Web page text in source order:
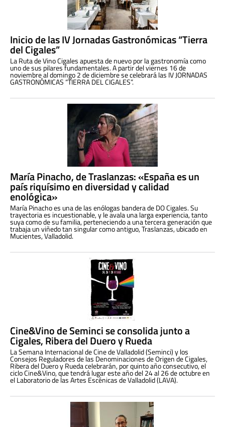
Inicio de las IV Jornadas Gastronómicas “Tierra
del Cigales”
La Ruta de Vino Cigales apuesta de nuevo por la gastronomía como
uno de sus pilares fundamentales. A partir del viernes 16 de
noviembre al domingo 2 de diciembre se celebrará las IV JORNADAS
GASTRONÓMICAS “TIERRA DEL CIGALES”.
María Pinacho, de Traslanzas: «España es un
país riquísimo en diversidad y calidad
enológica»
María Pinacho es una de las enólogas bandera de DO Cigales. Su
trayectoria es incuestionable, y le avala una larga experiencia, tanto
suya como de su familia, perteneciendo a una tercera generación que
trabaja un viñedo tan singular como antiguo, Traslanzas, ubicado en
Mucientes, Valladolid.
Cine&Vino de Seminci se consolida junto a
Cigales, Ribera del Duero y Rueda
La Semana Internacional de Cine de Valladolid (Seminci) y los
Consejos Reguladores de las Denominaciones de Origen de Cigales,
Ribera del Duero y Rueda celebrarán, por quinto año consecutivo, el
ciclo Cine&Vino, que tendrá lugar este año del 24 al 26 de octubre en
el Laboratorio de las Artes Escénicas de Valladolid (LAVA).